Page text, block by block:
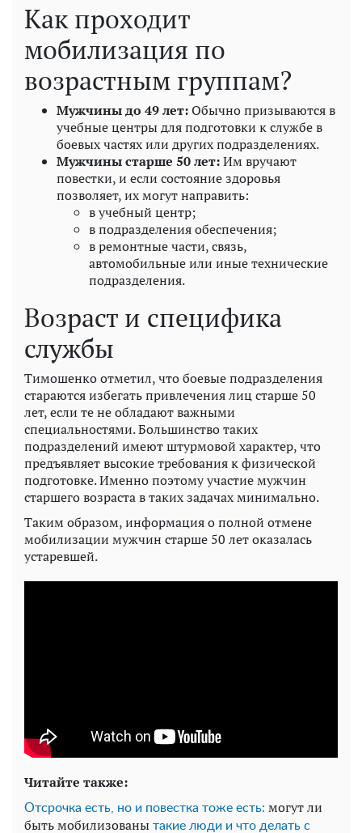
Как проходит
мобилизация по
возрастным группам?
Мужчины до 49 лет:Обычно призываются в
учебные центры для подготовки к службе в
боевых частях или других подразделениях.
Мужчины старше 50 лет:Им вручают
повестки, и если состояние здоровья
позволяет, их могут направить:
в учебный центр;
в подразделения обеспечения;
в ремонтные части, связь,
автомобильные или иные технические
подразделения.
Возраст и специфика
службы
Тимошенко отметил, что боевые подразделения
стараются избегать привлечения лиц старше 50
лет, если те не обладают важными
специальностями. Большинство таких
подразделений имеют штурмовой характер, что
предъявляет высокие требования к физической
подготовке. Именно поэтому участие мужчин
старшего возраста в таких задачах минимально.
Таким образом, информация о полной отмене
мобилизации мужчин старше 50 лет оказалась
устаревшей.
Читайте также:
Отсрочка есть, но и повестка тоже есть: могут ли
быть мобилизованы такие люди и что делать с